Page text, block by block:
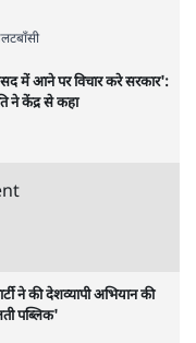
में प्रस्तुत साल
नरेंद्र मोदी
वायदों का पुलिंदा
साल में तो
वाली पर्यटन सुविधाओं
के प्रशिक्षण एवं पैरा